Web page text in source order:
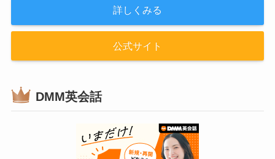
詳しくみる
公式サイト
DMM英会話